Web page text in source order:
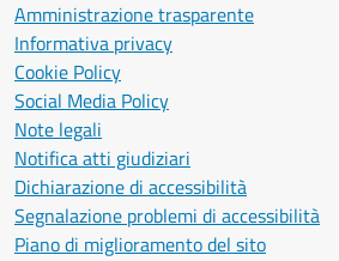
Amministrazione trasparente
Informativa privacy
Cookie Policy
Social Media Policy
Note legali
Notifica atti giudiziari
Dichiarazione di accessibilità
Segnalazione problemi di accessibilità
Piano di miglioramento del sito